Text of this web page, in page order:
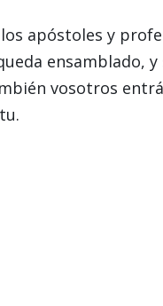
apóstoles y
ensamblado,
vosotros